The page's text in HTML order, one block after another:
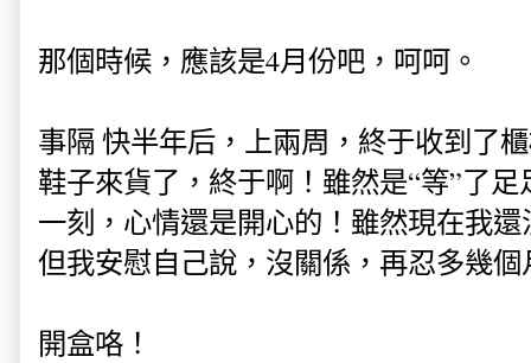
那個時候，應該是4月份吧，呵呵。
事隔 快半年后，上兩周，終于收到了
鞋子來貨了，終于啊！雖然是“等”了
一刻，心情還是開心的！雖然現在我
但我安慰自己說，沒關係，再忍多幾
開盒咯！